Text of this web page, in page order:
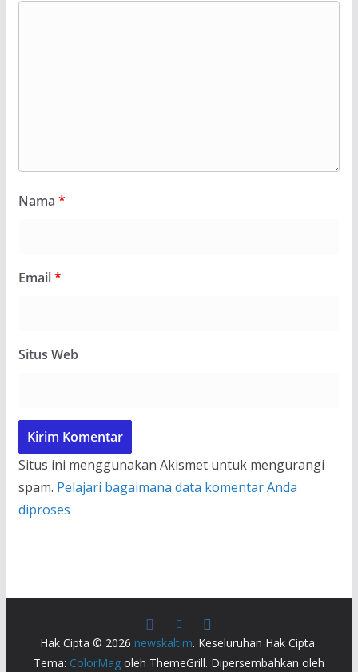
Nama *
Email*
Situs Web
Situs ini menggunakan Akismet untuk mengurangi
spam. Pelajari bagaimana data komentar Anda
diproses
Hak Cipta © 2026 newskaltim. Keseluruhan Hak Cipta.
Tema: ColorMagoleh ThemeGrill. Dipersembahkan oleh